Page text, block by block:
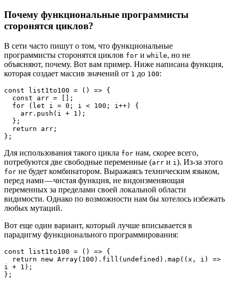
Почему функциональные программисты
сторонятся циклов?
В сети часто пишут о том, что функциональные
программисты сторонятся циклов for и while, но не
объясняют, почему. Вот вам пример. Ниже написана функция,
которая создает массив значений от 1 до 100:
const list1to100 = () => {
};
Для использования такого цикла for нам, скорее всего,
потребуются две свободные переменные (arr и i). Из-за этого
for не будет комбинатором. Выражаясь техническим языком,
перед нами — чистая функция, не видоизменяющая
переменных за пределами своей локальной области
видимости. Однако по возможности нам бы хотелось избежать
любых мутаций.
Вот еще один вариант, который лучше вписывается в
парадигму функционального программирования:
const list1to100 = () => {
i + 1);
};